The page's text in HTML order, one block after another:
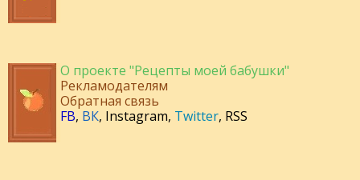
О проекте "Рецепты моей бабушки"
Рекламодателям
Обратная связь
FB, ВК, Instagram, Twitter, RSS